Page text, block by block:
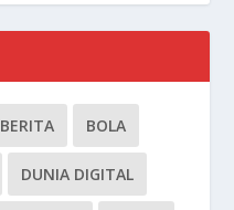
BERITA BOLA
DUNIA DIGITAL